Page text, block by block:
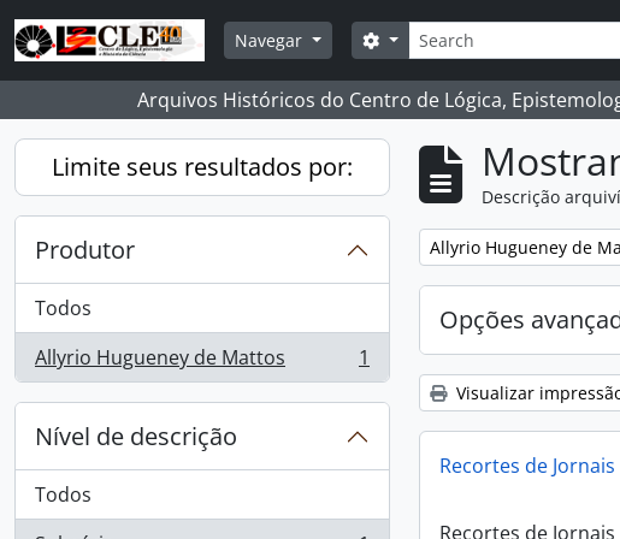
Skip to main content
Navegar
Buscar
Opções de busca
Arquivos Históricos do Centro de Lógica,
Limite seus resultados por:
Produtor
Todos
Allyrio Hugueney de Mattos
, 1 resultados 1
Nível de descrição
Todos
Descrição
Remover filtro:
Allyrio Hugueney de
Opções
Visualizar
Recortes de Jornais
Recortes de Jornais